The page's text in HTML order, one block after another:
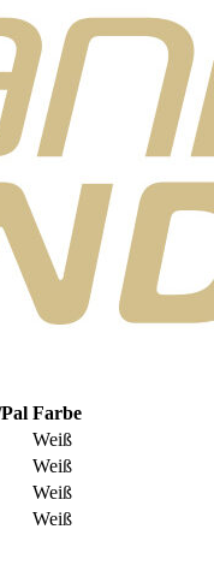
Farbe
Weiß
Weiß
Weiß
Weiß